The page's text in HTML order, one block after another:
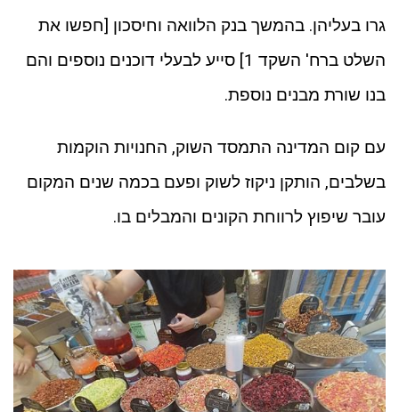
גרו בעליהן. בהמשך בנק הלוואה וחיסכון [חפשו את
השלט ברח' השקד 1] סייע לבעלי דוכנים נוספים והם
בנו שורת מבנים נוספת.
עם קום המדינה התמסד השוק, החנויות הוקמות
בשלבים, הותקן ניקוז לשוק ופעם בכמה שנים המקום
עובר שיפוץ לרווחת הקונים והמבלים בו.